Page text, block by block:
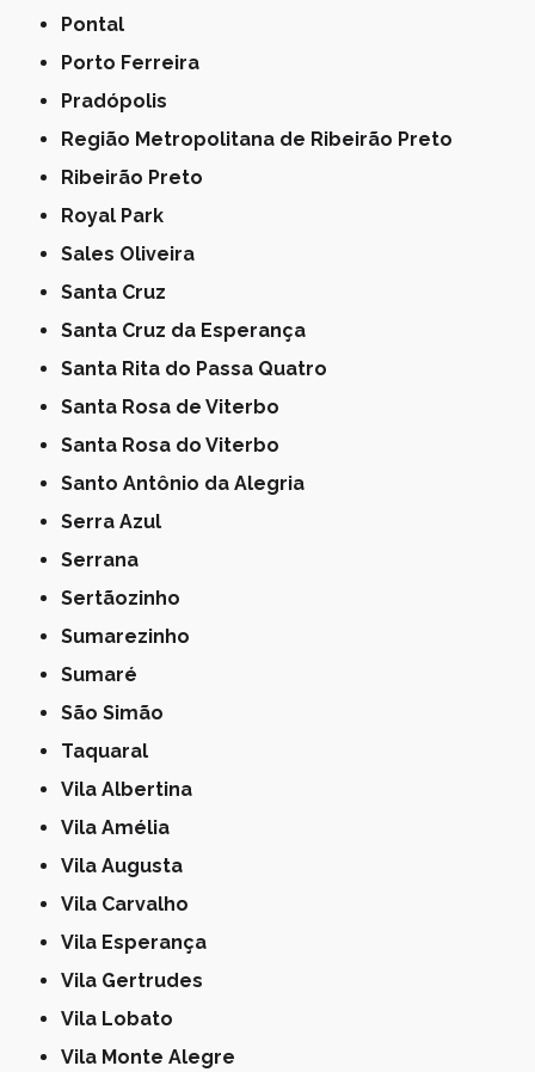
Pontal
Porto Ferreira
Pradópolis
Região Metropolitana de Ribeirão Preto
Ribeirão Preto
Royal Park
Sales Oliveira
Santa Cruz
Santa Cruz da Esperança
Santa Rita do Passa Quatro
Santa Rosa de Viterbo
Santa Rosa do Viterbo
Santo Antônio da Alegria
Serra Azul
Serrana
Sertãozinho
Sumarezinho
Sumaré
São Simão
Taquaral
Vila Albertina
Vila Amélia
Vila Augusta
Vila Carvalho
Vila Esperança
Vila Gertrudes
Vila Lobato
Vila Monte Alegre